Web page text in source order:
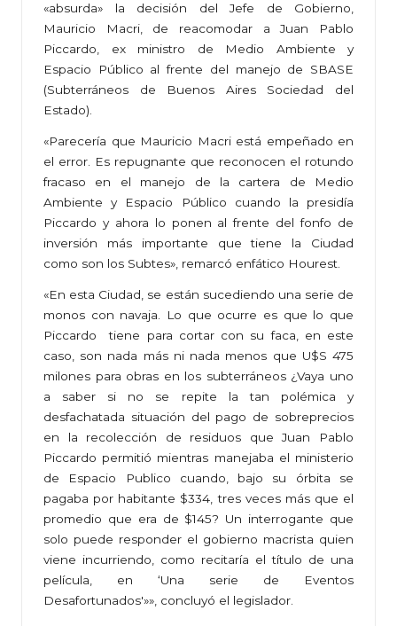
«absurda» la decisión del Jefe de Gobierno,
Mauricio Macri, de reacomodar a Juan Pablo
Piccardo, ex ministro de Medio Ambiente y
Espacio Público al frente del manejo de SBASE
(Subterráneos de Buenos Aires Sociedad del
Estado).
«Parecería que Mauricio Macri está empeñado en
el error. Es repugnante que reconocen el rotundo
fracaso en el manejo de la cartera de Medio
Ambiente y Espacio Público cuando la presidía
Piccardo y ahora lo ponen al frente del fonfo de
inversión más importante que tiene la Ciudad
como son los Subtes», remarcó enfático Hourest.
«En esta Ciudad, se están sucediendo una serie de
monos con navaja. Lo que ocurre es que lo que
Piccardo tiene para cortar con su faca, en este
caso, son nada más ni nada menos que U$S 475
milones para obras en los subterráneos ¿Vaya uno
a saber si no se repite la tan polémica y
desfachatada situación del pago de sobreprecios
en la recolección de residuos que Juan Pablo
Piccardo permitió mientras manejaba el ministerio
de Espacio Publico cuando, bajo su órbita se
pagaba por habitante $334, tres veces más que el
promedio que era de $145? Un interrogante que
solo puede responder el gobierno macrista quien
viene incurriendo, como recitaría el título de una
película, en ‘Una serie de Eventos
Desafortunados'»», concluyó el legislador.